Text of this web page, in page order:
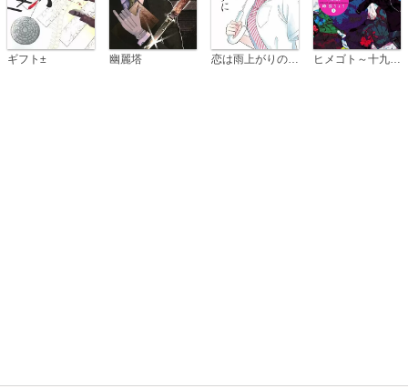
ギフト± 幽麗塔 恋は雨上がりのように ヒメゴト～十九歳の制服～